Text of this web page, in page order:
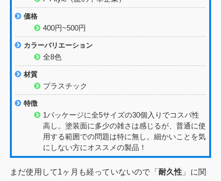
価格
400円~500円
カラーバリエーション
全8色
材質
プラスチック
特徴
1パッケージに全5サイズの30個入りでコスパ性
高し。塗装面に多少の雑さは感じるが、普通に使
用する範囲での問題は特に無し。細かいことを気
にしない方にオススメの製品！
まだ使用して1ヶ月も経っていないので「 耐久性 」に関